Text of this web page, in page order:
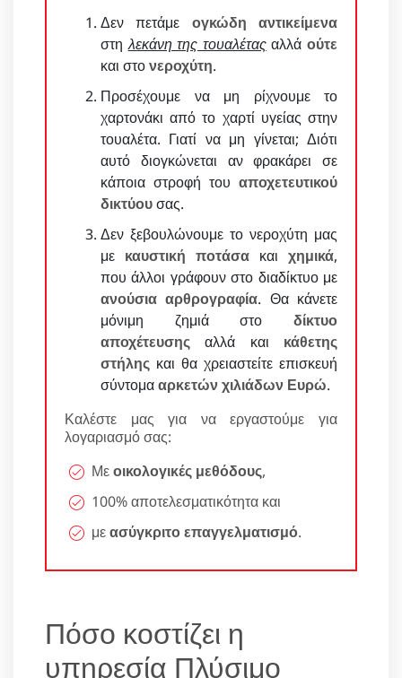
Δεν πετάμε ογκώδη αντικείμενα
στηλεκάνη της τουαλέταςαλλάούτε
και στονεροχύτη.
Προσέχουμε να μη ρίχνουμε το
χαρτονάκι από το χαρτί υγείας στην
τουαλέτα. Γιατί να μη γίνεται; Διότι
αυτό διογκώνεται αν φρακάρει σε
κάποια στροφή του αποχετευτικού
δικτύουσας.
Δεν ξεβουλώνουμε το νεροχύτη μας
με καυστική ποτάσα και χημικά,
που άλλοι γράφουν στο διαδίκτυο με
ανούσια αρθρογραφία. Θα κάνετε
μόνιμη ζημιά στο δίκτυο
αποχέτευσης αλλά και κάθετης
στήλης και θα χρειαστείτε επισκευή
σύντομααρκετών χιλιάδων Ευρώ.
Καλέστε μας για να εργαστούμε για
λογαριασμό σας:
Μεοικολογικές μεθόδους,
100% αποτελεσματικότητα και
μεασύγκριτο επαγγελματισμό.
Πόσο κοστίζει η
υπηρεσία Πλύσιμο